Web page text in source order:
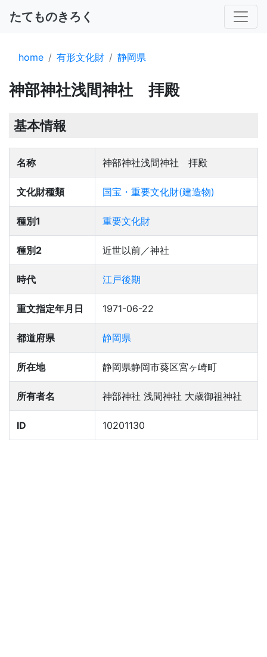
たてものきろく
home 有形文化財 静岡県
神部神社浅間神社 拝殿
基本情報
名称 神部神社浅間神社 拝殿
文化財種類 国宝・重要文化財(建造物)
種別1 重要文化財
種別2 近世以前／神社
時代 江戸後期
重文指定年月日 1971-06-22
都道府県 静岡県
所在地 静岡県静岡市葵区宮ヶ崎町
所有者名 神部神社 浅間神社 大歳御祖神社
ID 10201130